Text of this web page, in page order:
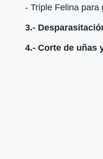
- Triple Felina para
3.-
4.- Corte de uñas